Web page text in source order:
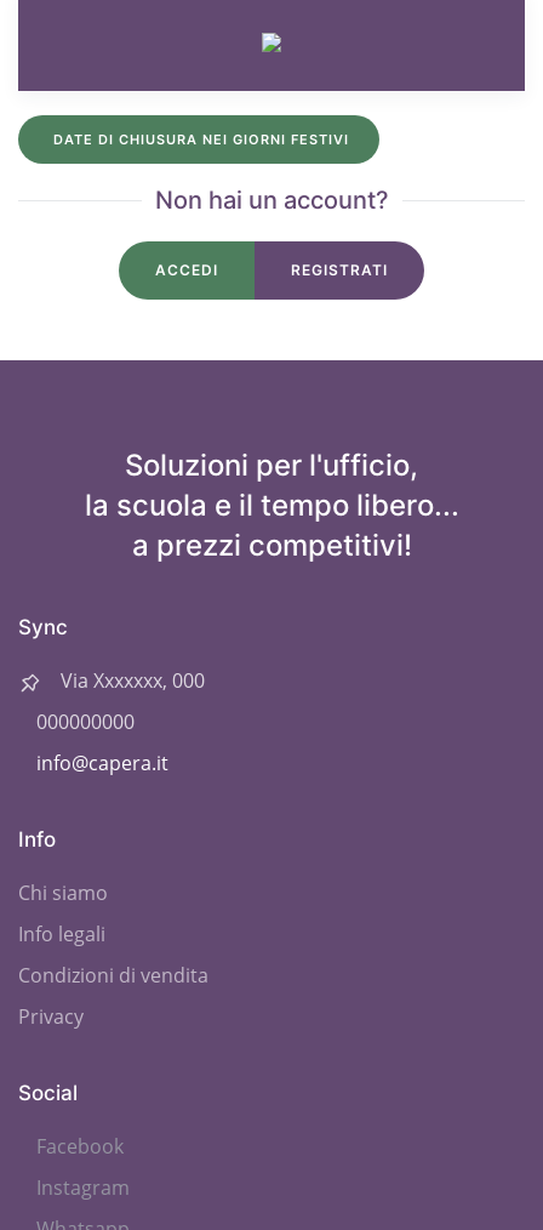
DATE DI CHIUSURA NEI GIORNI FESTIVI
Non hai un account?
ACCEDI REGISTRATI
Soluzioni per l'ufficio,
la scuola e il tempo libero...
a prezzi competitivi!
Sync
Via Xxxxxxx, 000
000000000
info@capera.it
Info
Chi siamo
Info legali
Condizioni di vendita
Privacy
Social
Facebook
Instagram